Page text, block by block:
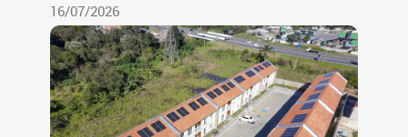
16/07/2026